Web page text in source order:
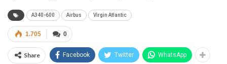
A340-600 Airbus Virgin Atlantic
0
1.705
Share Facebook Twitter WhatsApp